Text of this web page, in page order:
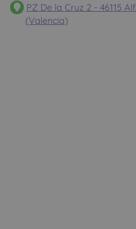
PZ De la Cruz 2 - 46115
(Valencia)